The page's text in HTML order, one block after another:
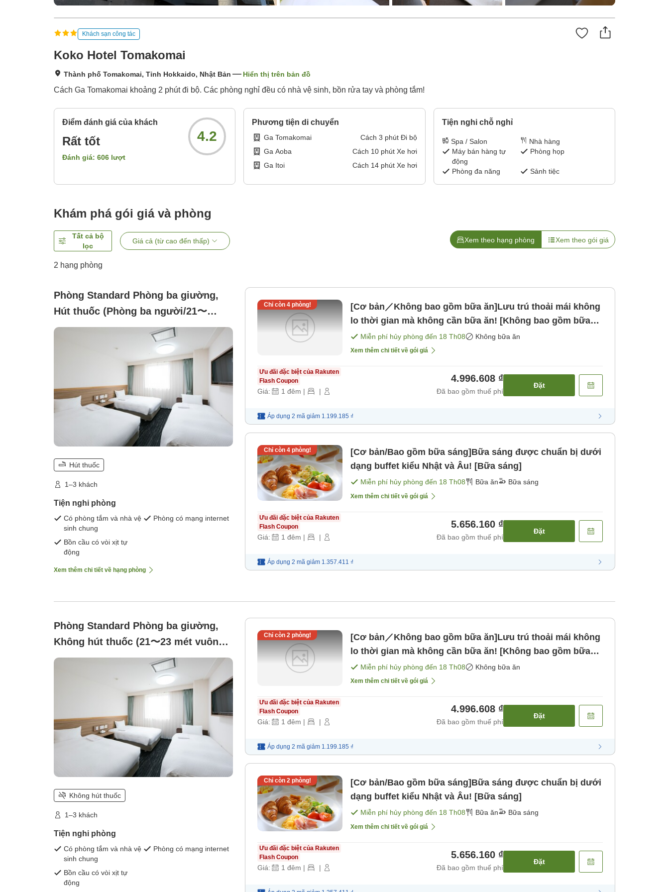
Khách sạn công tác
Koko Hotel Tomakomai
Thành phố Tomakomai, Tỉnh Hokkaido, Nhật Bản Hiển thị trên bản đồ
Cách Ga Tomakomai khoảng 2 phút đi bộ. Các phòng nghỉ đều có nhà vệ sinh, bồn rửa tay và phòng tắm!
Điểm đánh giá của khách
Rất tốt
Đánh giá: 606 lượt
4.2
Phương tiện di chuyển
Ga Tomakomai Cách 3 phút Đi bộ
Ga Aoba
Cách 10phút Xe hơi
Ga Itoi
Cách 14phút Xe hơi
Tiện nghi chỗ nghỉ
Spa / Salon
Nhà hàng
Máy bán hàng tự
động
Phòng họp
Phòng đa năng Sảnh tiệc
Khám phá gói giá và phòng
Tất cả bộ
lọc
Giá cả (từ cao đến thấp) Xem theo hạng phòng Xem theo gói giá
2 hạng phòng
Phòng Standard Phòng ba giường,
Hút thuốc (Phòng ba người/21〜
23m²/Chiều rộng giường 120cm)
Hút thuốc
1–3 khách
Tiện nghi phòng
Có phòng tắm và nhà vệ
sinh chung
Phòng có mạng internet
Bồn cầu có vòi xịt tự
động
Xem thêm chi tiết về hạng phòng
Chỉ còn 4phòng!
[Cơ bản／Không bao gồm bữa ăn]Lưu trú thoải mái không
lo thời gian mà không cần bữa ăn! [Không bao gồm bữa
ăn]Miễn phí hủy phòng đến 18 Th08 Không bữa ăn
Xem thêm chi tiết về gói giá
Ưu đãi đặc biệt của Rakuten
Flash Coupon
Giá: 1 đêm | |
4.996.608 ₫
Đã bao gồm thuế phí
Đặt
Áp dụng 2 mã giảm 1.199.185 ₫
Chỉ còn 4phòng!
[Cơ bản/Bao gồm bữa sáng]Bữa sáng được chuẩn bị dưới
dạng buffet kiểu Nhật và Âu! [Bữa sáng]
Miễn phí hủy phòng đến 18 Th08 Bữa ăn Bữa sáng
Xem thêm chi tiết về gói giá
Ưu đãi đặc biệt của Rakuten
Flash Coupon
Giá: 1 đêm | |
5.656.160 ₫
Đã bao gồm thuế phí
Đặt
Áp dụng 2 mã giảm 1.357.411 ₫
Phòng Standard Phòng ba giường,
Không hút thuốc (21〜23 mét vuông /
Chiều rộng giường 120cm)
Không hút thuốc
1–3 khách
Tiện nghi phòng
Có phòng tắm và nhà vệ
sinh chung
Phòng có mạng internet
Bồn cầu có vòi xịt tự
động
Chỉ còn 2phòng!
[Cơ bản／Không bao gồm bữa ăn]Lưu trú thoải mái không
lo thời gian mà không cần bữa ăn! [Không bao gồm bữa
ăn]Miễn phí hủy phòng đến 18 Th08 Không bữa ăn
Xem thêm chi tiết về gói giá
Ưu đãi đặc biệt của Rakuten
Flash Coupon
Giá: 1 đêm | |
4.996.608 ₫
Đã bao gồm thuế phí
Đặt
Áp dụng 2 mã giảm 1.199.185 ₫
Chỉ còn 2phòng!
[Cơ bản/Bao gồm bữa sáng]Bữa sáng được chuẩn bị dưới
dạng buffet kiểu Nhật và Âu! [Bữa sáng]
Miễn phí hủy phòng đến 18 Th08 Bữa ăn Bữa sáng
Xem thêm chi tiết về gói giá
Ưu đãi đặc biệt của Rakuten
Flash Coupon
Giá: 1 đêm | |
5.656.160 ₫
Đã bao gồm thuế phí
Đặt